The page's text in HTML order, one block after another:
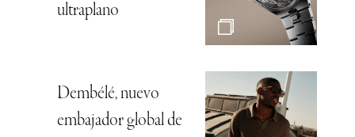
ultraplano
Dembélé, nuevo
embajador global de